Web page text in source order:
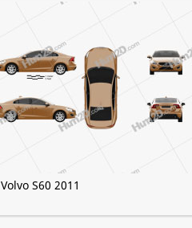
Volvo S60 2011